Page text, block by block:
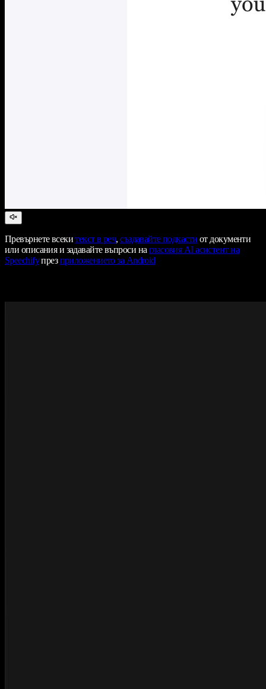
Превърнете всекитекст в реч,създавайте подкасти от документи
или описания и задавайте въпроси нагласовия AI асистент на
Speechifyпрезприложението за Android